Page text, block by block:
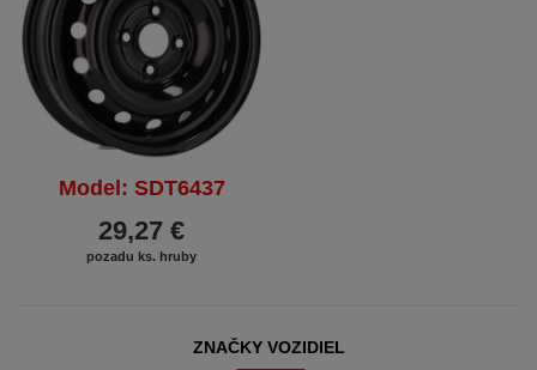
Model: SDT6437
29,27 €
pozadu ks. hruby
ZNAČKY VOZIDIEL